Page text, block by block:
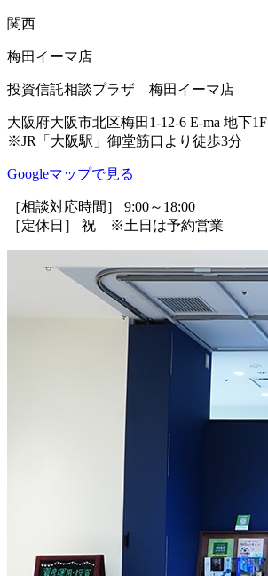
関西
梅田イーマ店
投資信託相談プラザ 梅田イーマ店
大阪府大阪市北区梅田1-12-6 E-ma 地下1F
※JR「大阪駅」御堂筋口より徒歩3分
Googleマップで見る
［相談対応時間］ 9:00～18:00
［定休日］ 祝 ※土日は予約営業